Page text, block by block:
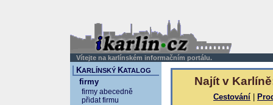
Vítejte na karlínském informačním portálu.
Najít v
Cestování
KARLÍNSKÝ KATALOG
firmy
firmy abecedně
přidat firmu